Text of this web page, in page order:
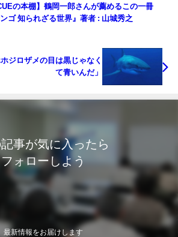
の本棚】鶴岡一郎さんが薦めるこの一冊
ンゴ 知られざる世界』著者 : 山城秀之
ジロザメの目は黒じゃなく
て青いんだ」
記事が気に入ったら
フォローしよう
最新情報をお届けします